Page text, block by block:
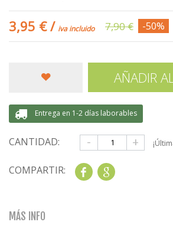
3,95 €/ iva incluido 7,90 € -50%
AÑADIR
Entrega en 1-2 días laborables
CANTIDAD: - +
COMPARTIR: Share
MÁS INFO